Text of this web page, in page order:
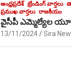
ఆంధ్రప్రదేశ్ ట్రేండింగ్ వార్తలు
ప్రముఖ వార్తలు రాజకీయం
వైసీపీ ఎమ్మెల్యేల యూ
13/11/2024 Sira